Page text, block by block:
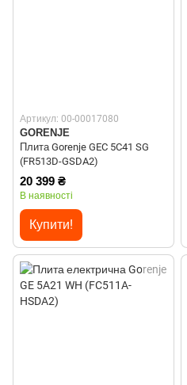
Артикул: 00-00017080
GORENJE
Плита Gorenje GEC 5C41 SG
(FR513D-GSDA2)
20 399 ₴
В наявності
Купити!